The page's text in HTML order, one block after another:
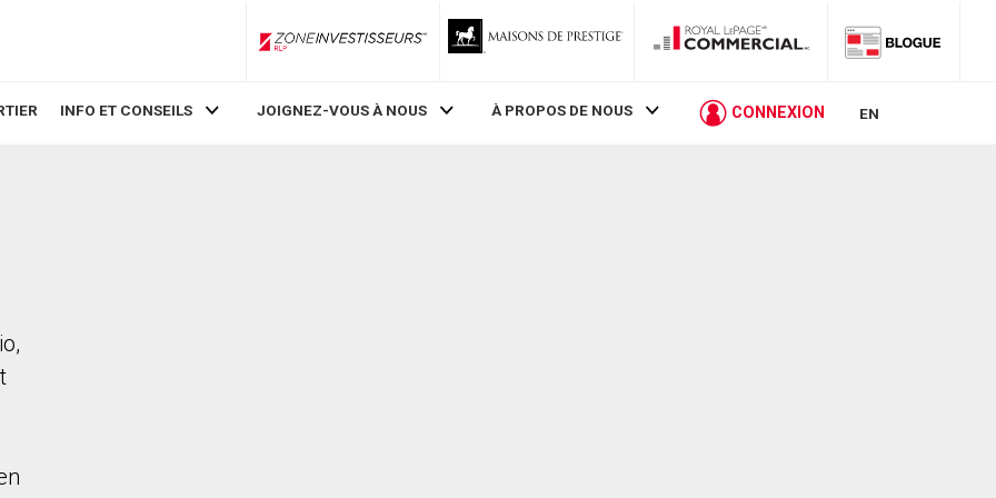
ZoneInvestisseurs RLP
INFO ET CONSEILS JOIGNEZ-VOUS À NOUS À PROPOS DE NOUS CONNEXION EN